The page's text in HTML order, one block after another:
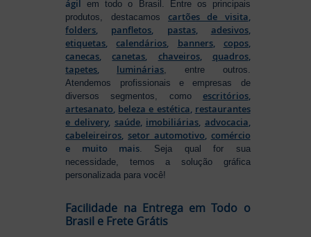
ágil em todo o Brasil. Entre os principais
produtos, destacamos cartões de visita,
folders, panfletos, pastas, adesivos,
etiquetas,calendários, banners, copos,
canecas,canetas, chaveiros, quadros,
tapetes, luminárias , entre outros.
Atendemos profissionais e empresas de
diversos segmentos, como escritórios,
artesanato, beleza e estética, restaurantes
e delivery, saúde, imobiliárias, advocacia,
cabeleireiros, setor automotivo, comércio
e muito mais . Seja qual for sua
necessidade, temos a solução gráfica
personalizada para você!
Facilidade na Entrega em Todo o
Brasil e Frete Grátis